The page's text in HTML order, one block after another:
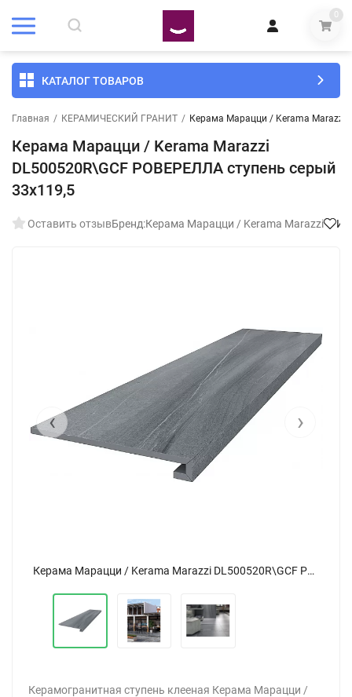
0
КАТАЛОГ ТОВАРОВ
Главная / КЕРАМИЧЕСКИЙ ГРАНИТ / Керама Марацци / Kerama Marazzi
Керама Марацци / Kerama Marazzi
DL500520R\GCF РОВЕРЕЛЛА ступень серый
33x119,5
Оставить отзывБренд:Керама Марацци / Kerama Marazzi
Керама Марацци / Kerama Marazzi DL500520R\GCF РОВЕРЕЛЛА ступень серый 33x119,5
‹ ›
Керамогранитная ступень клееная Керама Марацци /